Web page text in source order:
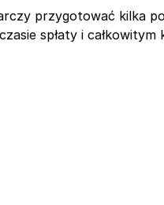
przygotować kilka
spłaty i